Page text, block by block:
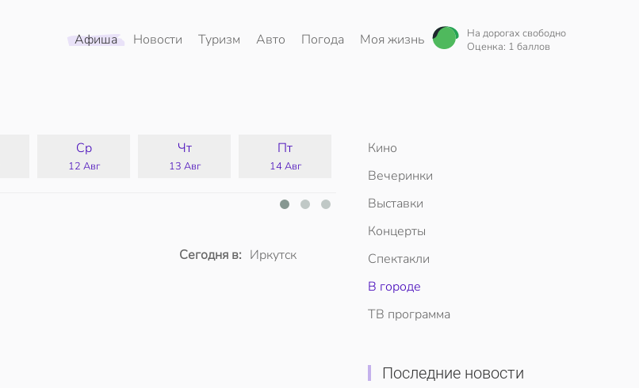
Афиша Новости Туризм Авто Погода Моя жизнь
На дорогах свободно
Оценка: 1 баллов
Ср
12 Авг
Чт
13 Авг
Пт
14 Авг
Сб
Сегодня в: Иркутск
Кино
Вечеринки
Выставки
Концерты
Спектакли
В городе
ТВ программа
Последние новости